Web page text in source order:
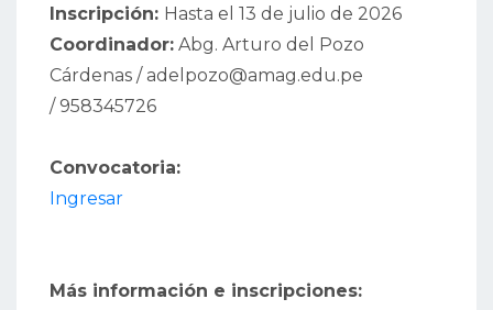
Inscripción: Hasta el 13 de julio de 2026
Coordinador: Abg. Arturo del Pozo
Cárdenas / adelpozo@amag.edu.pe
/ 958345726
Convocatoria:
Ingresar
Más información e inscripciones: